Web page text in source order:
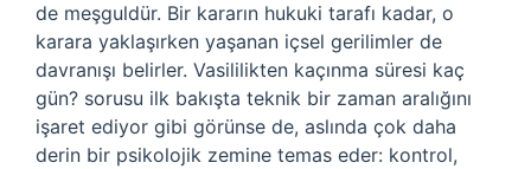
de meşguldür. Bir kararın hukuki tarafı kadar, o
karara yaklaşırken yaşanan içsel gerilimler de
davranışı belirler. Vasililikten kaçınma süresi kaç
gün? sorusu ilk bakışta teknik bir zaman aralığını
işaret ediyor gibi görünse de, aslında çok daha
derin bir psikolojik zemine temas eder: kontrol,